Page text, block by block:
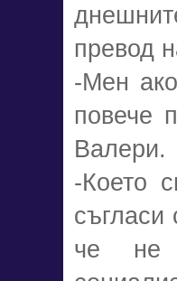
превод
-Мен
повече
Валери.
-Което
че не